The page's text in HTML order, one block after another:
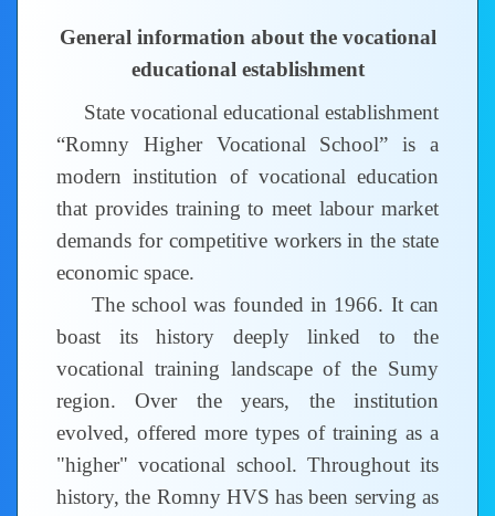
General information about the vocational
educational establishment
State vocational educational establishment
“Romny Higher Vocational School” is a
modern institution of vocational education
that provides training to meet labour market
demands for competitive workers in the state
economic space.
The school was founded in 1966. It can
boast its history deeply linked to the
vocational training landscape of the Sumy
region. Over the years, the institution
evolved, offered more types of training as a
"higher" vocational school. Throughout its
history, the Romny HVS has been serving as